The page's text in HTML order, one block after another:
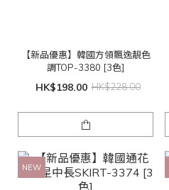
【新品優惠】韓國方領飄逸靚色
調TOP-3380 [3色]
HK$198.00 HK$228.00
NEW